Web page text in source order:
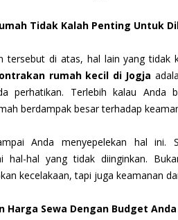
Tidak Kalah Penting Untuk
tersebut di atas, hal lain yang tidak
rumah kecil di Jogja
perhatikan. Terlebih kalau Anda
berdampak besar terhadap
Anda menyepelekan hal ini.
hal-hal yang tidak diinginkan.
kecelakaan, tapi juga keamanan
Harga Sewa Dengan Budget Anda